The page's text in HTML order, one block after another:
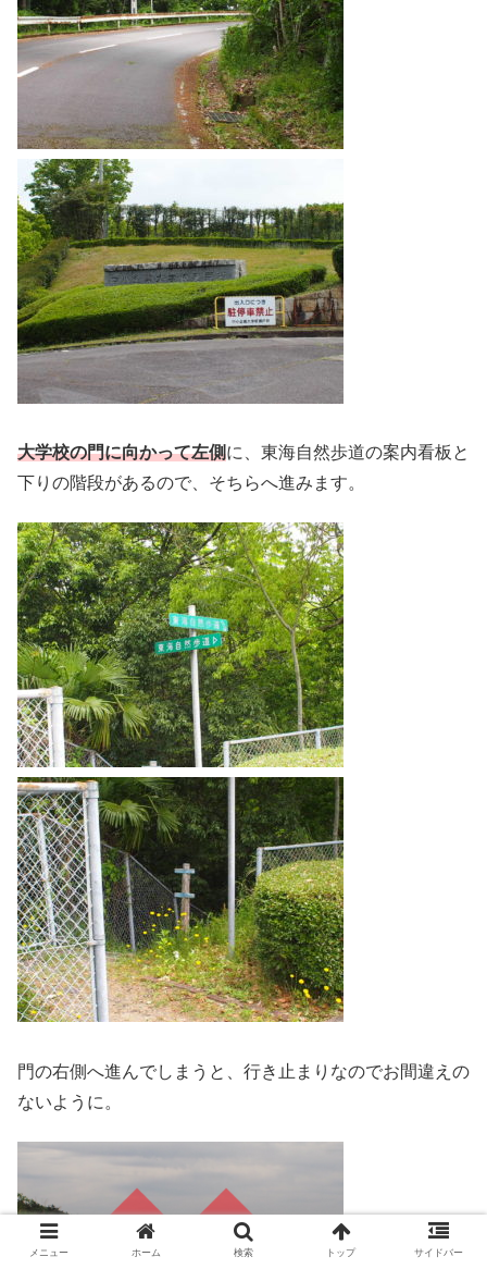
大学校の門に向かって左側に、東海自然歩道の案内看板と
下りの階段があるので、そちらへ進みます。
門の右側へ進んでしまうと、行き止まりなのでお間違えの
ないように。
メニュー ホーム 検索 トップ サイドバー